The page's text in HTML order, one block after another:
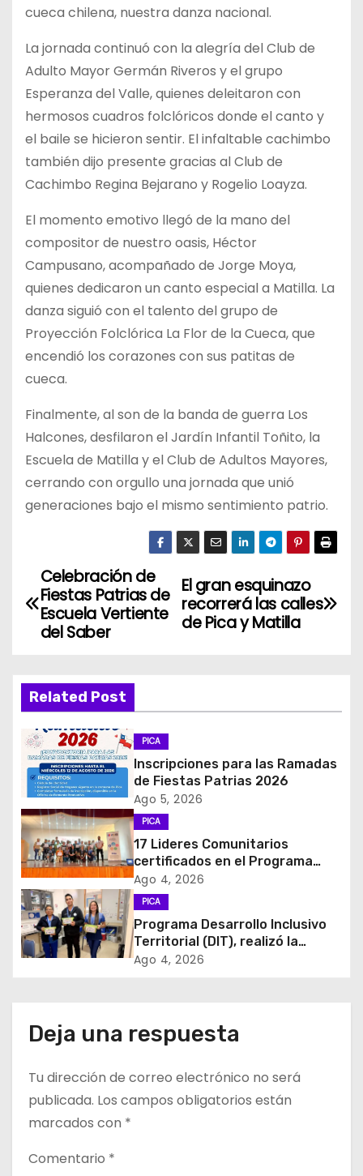
cueca chilena, nuestra danza nacional.
La jornada continuó con la alegría del Club de
Adulto Mayor Germán Riveros y el grupo
Esperanza del Valle, quienes deleitaron con
hermosos cuadros folclóricos donde el canto y
el baile se hicieron sentir. El infaltable cachimbo
también dijo presente gracias al Club de
Cachimbo Regina Bejarano y Rogelio Loayza.
El momento emotivo llegó de la mano del
compositor de nuestro oasis, Héctor
Campusano, acompañado de Jorge Moya,
quienes dedicaron un canto especial a Matilla. La
danza siguió con el talento del grupo de
Proyección Folclórica La Flor de la Cueca, que
encendió los corazones con sus patitas de
cueca.
Finalmente, al son de la banda de guerra Los
Halcones, desfilaron el Jardín Infantil Toñito, la
Escuela de Matilla y el Club de Adultos Mayores,
cerrando con orgullo una jornada que unió
generaciones bajo el mismo sentimiento patrio.
N
a
e
g
a
c
i
ó
n
d
e
n
r
a
d
El gran esquinazo
recorrerá las calles
de Pica y Matilla
Celebración de
Fiestas Patrias de
Escuela Vertiente
del Saber
Related Post
PICA
Inscripciones para las Ramadas
de Fiestas Patrias 2026
Ago 5, 2026
PICA
17 Lideres Comunitarios
certificados en el Programa
MÁS AMA
Ago 4, 2026
PICA
Programa Desarrollo Inclusivo
Territorial (DIT), realizó la
entrega de Cajas de Regulación
Ago 4, 2026
Deja una respuesta
Tu dirección de correo electrónico no será
publicada. Los campos obligatorios están
marcados con *
Comentario *